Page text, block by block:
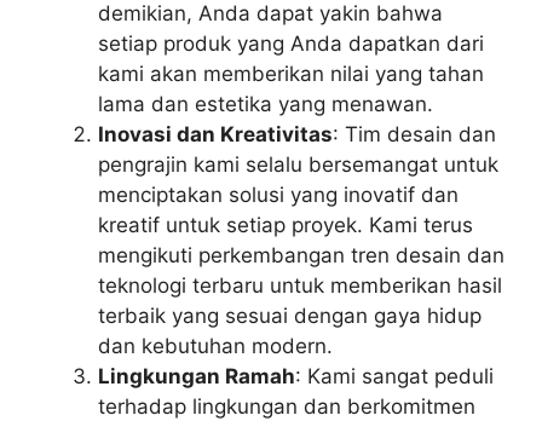
demikian, Anda dapat yakin bahwa
setiap produk yang Anda dapatkan dari
kami akan memberikan nilai yang tahan
lama dan estetika yang menawan.
Inovasi dan Kreativitas: Tim desain dan
pengrajin kami selalu bersemangat untuk
menciptakan solusi yang inovatif dan
kreatif untuk setiap proyek. Kami terus
mengikuti perkembangan tren desain dan
teknologi terbaru untuk memberikan hasil
terbaik yang sesuai dengan gaya hidup
dan kebutuhan modern.
Lingkungan Ramah: Kami sangat peduli
terhadap lingkungan dan berkomitmen